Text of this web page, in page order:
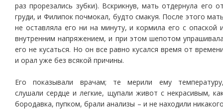
раз прорезались зубки). Вскрикнув, мать отдернула его
груди, и Филипок почмокал, будто смакуя. После этого
не оставляла его ни на минуту, и кормила его с опаской
внутренним напряжением, и при этом шепотом
его не кусаться. Но он все равно кусался время от
и орал уже без всякой причины.
Его показывали врачам; те мерили ему
слушали сердце и легкие, щупали живот с некрасивым,
бородавка, пупком, брали анализы – и не находили